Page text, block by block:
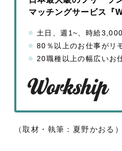
マッチングサービス『
土日、週1~、時給
80％以上のお仕事がリ
20職種以上の幅広いお
（取材・執筆：夏野かおる）